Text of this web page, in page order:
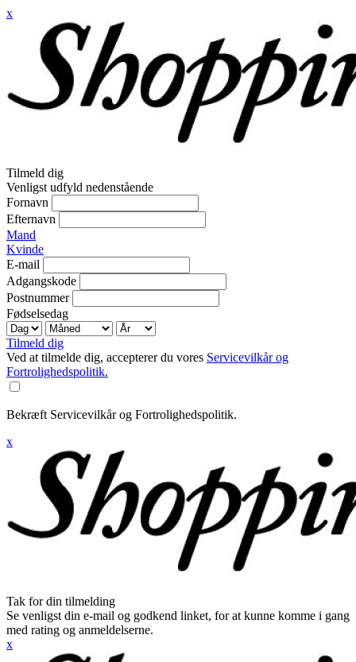
x
Tilmeld dig
Venligst udfyld nedenstående
Fornavn
Efternavn
Mand
Kvinde
E-mail
Adgangskode
Postnummer
Fødselsedag
Tilmeld dig
Ved at tilmelde dig, accepterer du vores Servicevilkår og
Fortrolighedspolitik.
Bekræft Servicevilkår og Fortrolighedspolitik.
x
Tak for din tilmelding
Se venligst din e-mail og godkend linket, for at kunne komme i gang
med rating og anmeldelserne.
x